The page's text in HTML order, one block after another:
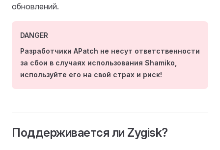
обновлений.
DANGER
Разработчики APatch не несут ответственности
за сбои в случаях использования Shamiko,
используйте его на свой страх и риск!
Поддерживается ли Zygisk?